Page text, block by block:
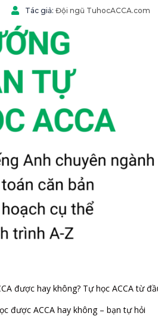
Tác giả: Đội ngũ TuhocACCA.com
được hay không? Tự học ACCA từ
được ACCA hay không – bạn tự hỏi